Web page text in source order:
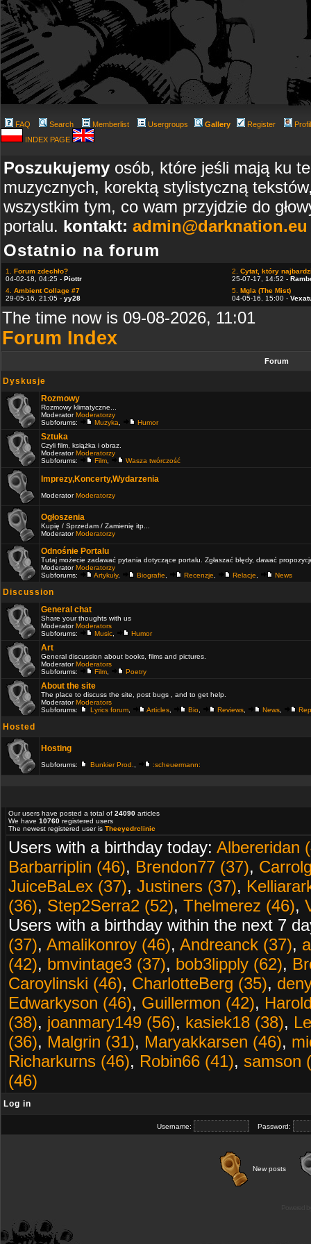
FAQ Search Memberlist Usergroups Gallery Register
INDEX PAGE
Poszukujemy osób, które jeśli mają ku
muzycznych, korektą stylistyczną
wszystkim tym, co wam przyjdzie do
portalu. kontakt: admin@darknation.eu
Ostatnio na forum
1. Forum zdechło?
04-02-18, 04:25 - Piottr
2. Cytat, który
25-07-17, 14:52 -
4. Ambient Collage #7
29-05-16, 21:05 - yy28
5. Mgla (The Mist)
04-05-16, 15:00 -
The time now is 09-08-2026, 11:01
Forum Index
Forum
Dyskusje
Rozmowy
Rozmowy klimatyczne...
ModeratorModeratorzy
Subforums:
Muzyka Humor
Sztuka
Czyli film, książka i obraz.
ModeratorModeratorzy
Subforums:
Film Wasza twórczość
Imprezy,Koncerty,Wydarzenia
ModeratorModeratorzy
Ogłoszenia
Kupię / Sprzedam / Zamienię itp...
ModeratorModeratorzy
Odnośnie Portalu
Tutaj możecie zadawać pytania dotyczące portalu. Zgłaszać błędy, dawać
ModeratorModeratorzy
Subforums:
Artykuły, Biografie Recenzje Relacje News
Discussion
General chat
Share your thoughts with us
ModeratorModerators
Subforums:
Music Humor
Art
General discussion about books, films and pictures.
ModeratorModerators
Subforums:
Film Poetry
About the site
The place to discuss the site, post bugs , and to get help.
ModeratorModerators
Subforums:
Lyrics forum Articles Bio Reviews News
Hosted
Hosting
Subforums: Bunkier Prod. :scheuermann:
Our users have posted a total of 24090 articles
We have 10760 registered users
The newest registered user is Theeyedrclinic
Users with a birthday today: Albereridan
Barbarriplin (46), Brendon77 (37),
JuiceBaLex (37), Justiners (37),
(36), Step2Serra2 (52), Thelmerez (46),
Users with a birthday within the next 7
(37), Amalikonroy (46), Andreanck (37),
(42), bmvintage3 (37), bob3lipply (62),
Caroylinski (46), CharlotteBerg (35),
Edwarkyson (46), Guillermon (42),
(38), joanmary149 (56), kasiek18 (38),
(36), Malgrin (31), Maryakkarsen (46),
Richarkurns (46), Robin66 (41), samson
(46)
Log in
Username: Password:
New posts